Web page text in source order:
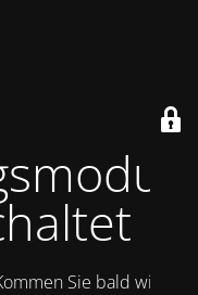
Sie bald wieder.